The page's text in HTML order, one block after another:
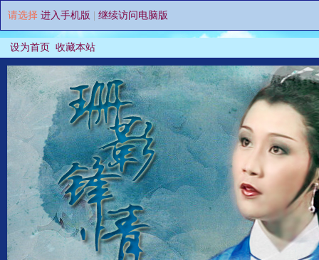
请选择 进入手机版 继续访问电脑版
设为首页 收藏本站